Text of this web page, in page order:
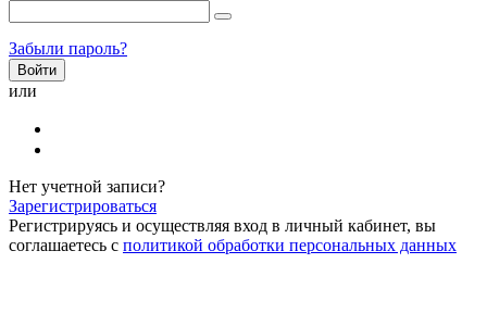
Забыли пароль?
или
Нет учетной записи?
Зарегистрироваться
Регистрируясь и осуществляя вход в личный кабинет, вы
соглашаетесь с политикой обработки персональных данных